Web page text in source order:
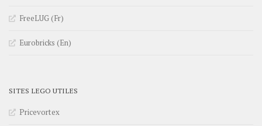
FreeLUG (Fr)
Eurobricks (En)
SITES LEGO UTILES
Pricevortex